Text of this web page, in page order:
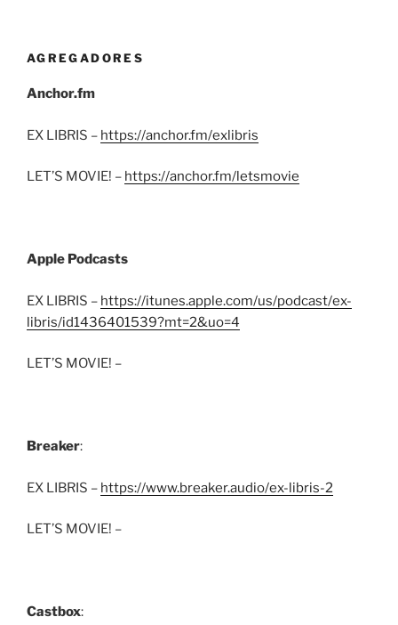
AGREGADORES
Anchor.fm
EX LIBRIS – https://anchor.fm/exlibris
LET’S MOVIE! – https://anchor.fm/letsmovie
Apple Podcasts
EX LIBRIS – https://itunes.apple.com/us/podcast/ex-
libris/id1436401539?mt=2&uo=4
LET’S MOVIE! –
Breaker:
EX LIBRIS – https://www.breaker.audio/ex-libris-2
LET’S MOVIE! –
Castbox: